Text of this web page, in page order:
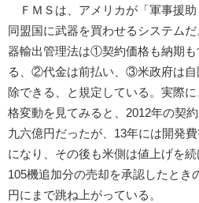
ＦＭＳは、アメリカが「軍事援助
同盟国に武器を買わせるシステム
器輸出管理法は①契約価格も納期
る、②代金は前払い、③米政府は自
除できる、と規定している。実際
格変動を見てみると、2012年の契
九六億円だったが、13年には開発
になり、その後も米側は値上げを
105機追加分の売却を承認したとき
円にまで跳ね上がっている。